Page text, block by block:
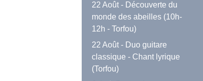
22 Août - Découverte du
monde des abeilles (10h-
12h - Torfou)
22 Août - Duo guitare
classique - Chant lyrique
(Torfou)